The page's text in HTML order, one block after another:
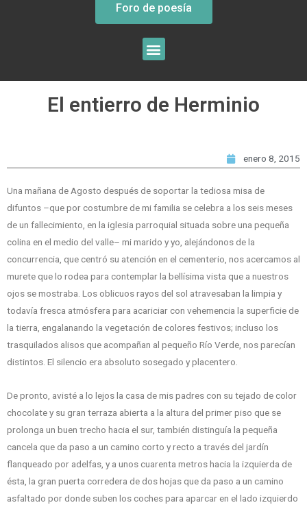
Foro de poesía
El entierro de Herminio
enero 8, 2015
Una mañana de Agosto después de soportar la tediosa misa de
difuntos –que por costumbre de mi familia se celebra a los seis meses
de un fallecimiento, en la iglesia parroquial situada sobre una pequeña
colina en el medio del valle– mi marido y yo, alejándonos de la
concurrencia, que centró su atención en el cementerio, nos acercamos al
murete que lo rodea para contemplar la bellísima vista que a nuestros
ojos se mostraba. Los oblicuos rayos del sol atravesaban la limpia y
todavía fresca atmósfera para acariciar con vehemencia la superficie de
la tierra, engalanando la vegetación de colores festivos; incluso los
trasquilados alisos que acompañan al pequeño Río Verde, nos parecían
distintos. El silencio era absoluto sosegado y placentero.
De pronto, avisté a lo lejos la casa de mis padres con su tejado de color
chocolate y su gran terraza abierta a la altura del primer piso que se
prolonga un buen trecho hacia el sur, también distinguía la pequeña
cancela que da paso a un camino corto y recto a través del jardín
flanqueado por adelfas, y a unos cuarenta metros hacia la izquierda de
ésta, la gran puerta corredera de dos hojas que da paso a un camino
asfaltado por donde suben los coches para aparcar en el lado izquierdo